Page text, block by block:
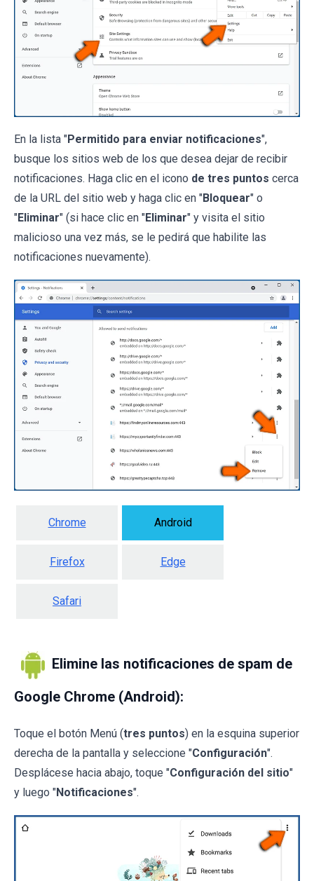
En la lista "Permitido para enviar notificaciones",
busque los sitios web de los que desea dejar de recibir
notificaciones. Haga clic en el icono de tres puntos cerca
de la URL del sitio web y haga clic en "Bloquear" o
"Eliminar" (si hace clic en "Eliminar" y visita el sitio
malicioso una vez más, se le pedirá que habilite las
notificaciones nuevamente).
Chrome Android
Firefox Edge
Safari
Elimine las notificaciones de spam de
Google Chrome (Android):
Toque el botón Menú (tres puntos) en la esquina superior
derecha de la pantalla y seleccione "Configuración".
Desplácese hacia abajo, toque "Configuración del sitio"
y luego "Notificaciones".